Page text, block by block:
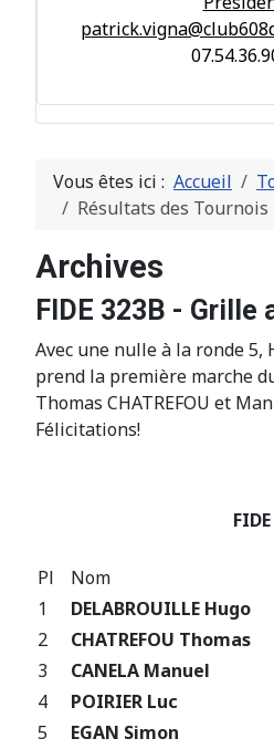
Vous êtes ici : Accueil
Résultats des Tournois
Archives
FIDE 323B - Grille
Avec une nulle à la ronde 5,
prend la première marche
Thomas CHATREFOU et
Félicitations!
Pl
Nom
1
DELABROUILLE Hugo
2
CHATREFOU Thomas
3
CANELA Manuel
4
POIRIER Luc
5
EGAN Simon